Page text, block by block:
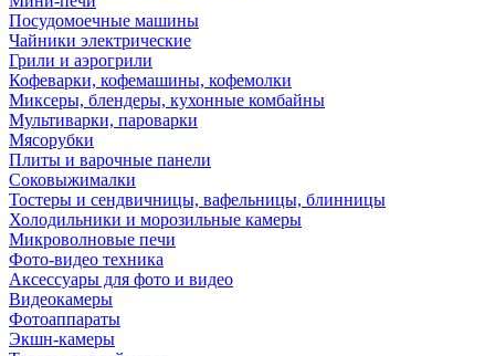
Посудомоечные машины
Чайники электрические
Грили и аэрогрили
Кофеварки, кофемашины, кофемолки
Миксеры, блендеры, кухонные комбайны
Мультиварки, пароварки
Мясорубки
Плиты и варочные панели
Соковыжималки
Тостеры и сендвичницы, вафельницы, блинницы
Холодильники и морозильные камеры
Микроволновые печи
Фото-видео техника
Аксессуары для фото и видео
Видеокамеры
Фотоаппараты
Экшн-камеры